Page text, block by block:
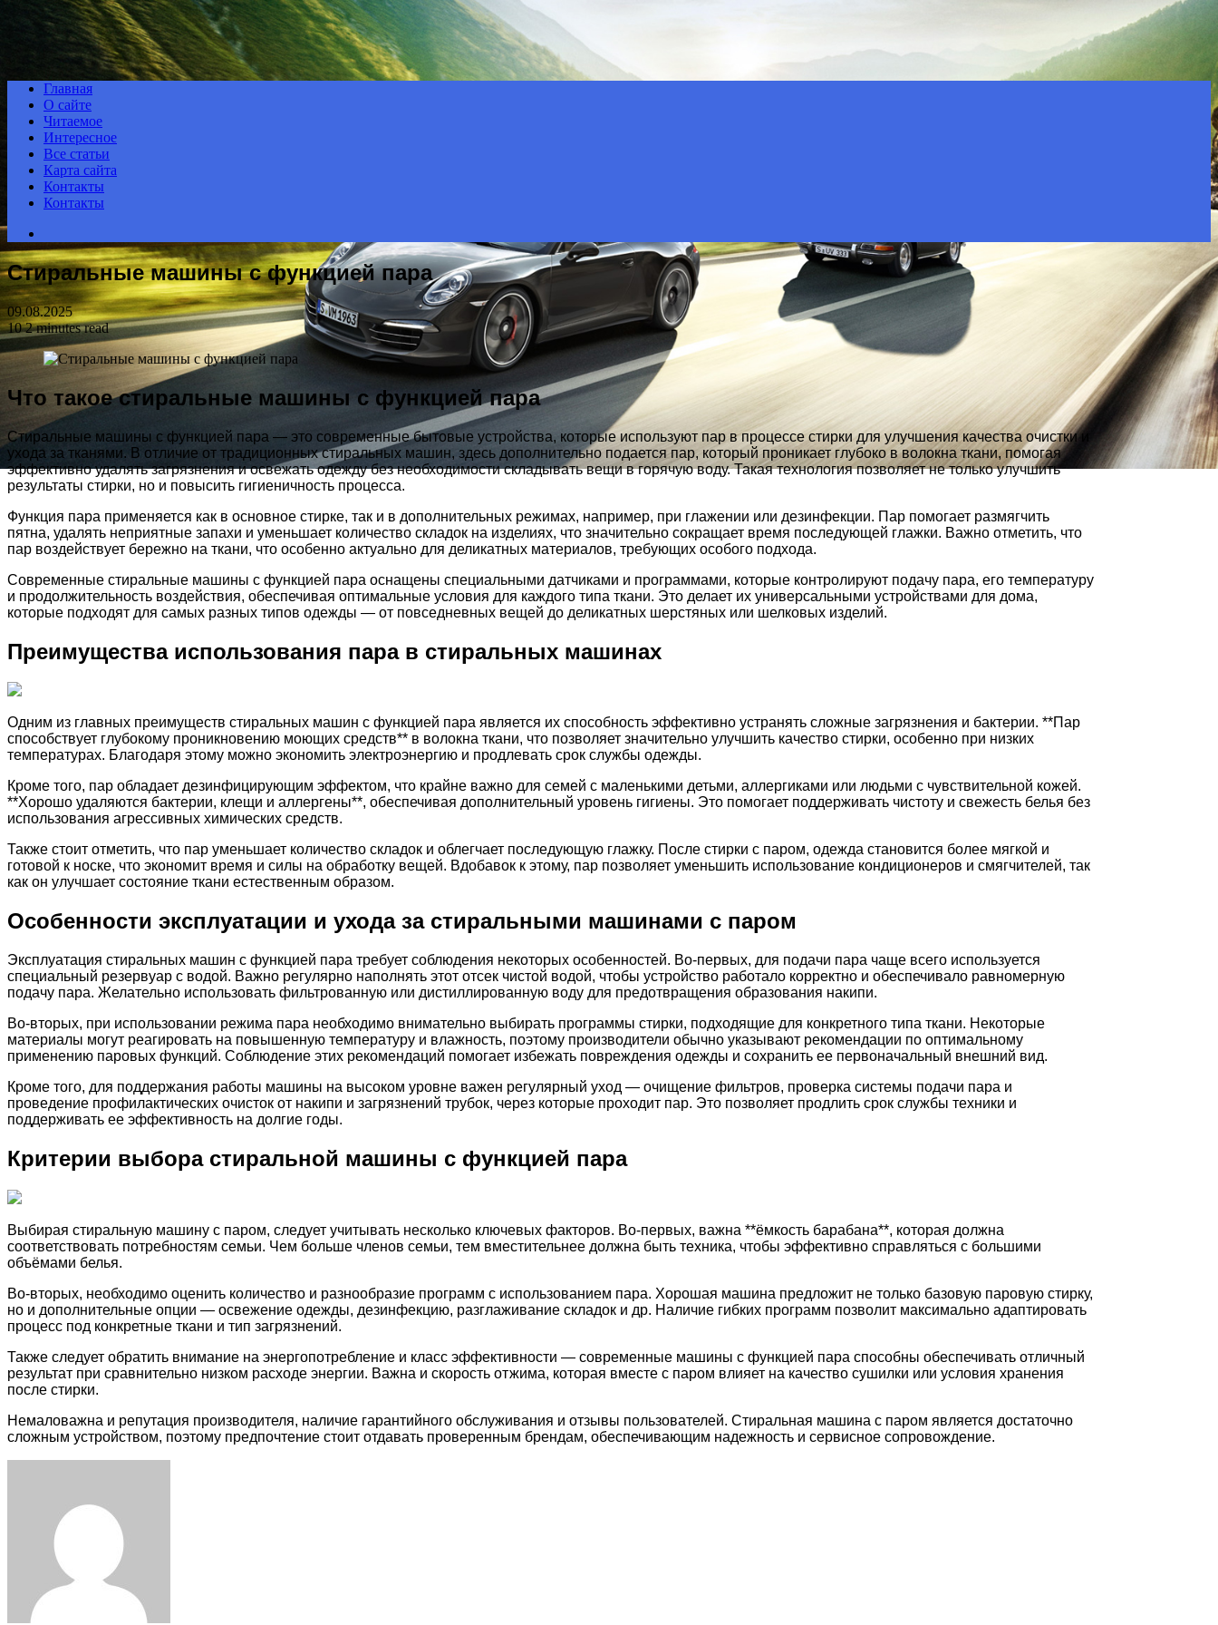
Главная
О сайте
Читаемое
Интересное
Все статьи
Карта сайта
Контакты
Контакты
for
Стиральные машины с функцией пара
09.08.2025
102 minutes read
Что такое стиральные машины с функцией пара
Стиральные машины с функцией пара — это современные бытовые устройства, которые используют пар в процессе стирки для улучшения качества очистки и
ухода за тканями. В отличие от традиционных стиральных машин, здесь дополнительно подается пар, который проникает глубоко в волокна ткани, помогая
эффективно удалять загрязнения и освежать одежду без необходимости складывать вещи в горячую воду. Такая технология позволяет не только улучшить
результаты стирки, но и повысить гигиеничность процесса.
Функция пара применяется как в основное стирке, так и в дополнительных режимах, например, при глажении или дезинфекции. Пар помогает размягчить
пятна, удалять неприятные запахи и уменьшает количество складок на изделиях, что значительно сокращает время последующей глажки. Важно отметить, что
пар воздействует бережно на ткани, что особенно актуально для деликатных материалов, требующих особого подхода.
Современные стиральные машины с функцией пара оснащены специальными датчиками и программами, которые контролируют подачу пара, его температуру
и продолжительность воздействия, обеспечивая оптимальные условия для каждого типа ткани. Это делает их универсальными устройствами для дома,
которые подходят для самых разных типов одежды — от повседневных вещей до деликатных шерстяных или шелковых изделий.
Преимущества использования пара в стиральных машинах
Одним из главных преимуществ стиральных машин с функцией пара является их способность эффективно устранять сложные загрязнения и бактерии. **Пар
способствует глубокому проникновению моющих средств** в волокна ткани, что позволяет значительно улучшить качество стирки, особенно при низких
температурах. Благодаря этому можно экономить электроэнергию и продлевать срок службы одежды.
Кроме того, пар обладает дезинфицирующим эффектом, что крайне важно для семей с маленькими детьми, аллергиками или людьми с чувствительной кожей.
**Хорошо удаляются бактерии, клещи и аллергены**, обеспечивая дополнительный уровень гигиены. Это помогает поддерживать чистоту и свежесть белья без
использования агрессивных химических средств.
Также стоит отметить, что пар уменьшает количество складок и облегчает последующую глажку. После стирки с паром, одежда становится более мягкой и
готовой к носке, что экономит время и силы на обработку вещей. Вдобавок к этому, пар позволяет уменьшить использование кондиционеров и смягчителей, так
как он улучшает состояние ткани естественным образом.
Особенности эксплуатации и ухода за стиральными машинами с паром
Эксплуатация стиральных машин с функцией пара требует соблюдения некоторых особенностей. Во-первых, для подачи пара чаще всего используется
специальный резервуар с водой. Важно регулярно наполнять этот отсек чистой водой, чтобы устройство работало корректно и обеспечивало равномерную
подачу пара. Желательно использовать фильтрованную или дистиллированную воду для предотвращения образования накипи.
Во-вторых, при использовании режима пара необходимо внимательно выбирать программы стирки, подходящие для конкретного типа ткани. Некоторые
материалы могут реагировать на повышенную температуру и влажность, поэтому производители обычно указывают рекомендации по оптимальному
применению паровых функций. Соблюдение этих рекомендаций помогает избежать повреждения одежды и сохранить ее первоначальный внешний вид.
Кроме того, для поддержания работы машины на высоком уровне важен регулярный уход — очищение фильтров, проверка системы подачи пара и
проведение профилактических очисток от накипи и загрязнений трубок, через которые проходит пар. Это позволяет продлить срок службы техники и
поддерживать ее эффективность на долгие годы.
Критерии выбора стиральной машины с функцией пара
Выбирая стиральную машину с паром, следует учитывать несколько ключевых факторов. Во-первых, важна **ёмкость барабана**, которая должна
соответствовать потребностям семьи. Чем больше членов семьи, тем вместительнее должна быть техника, чтобы эффективно справляться с большими
объёмами белья.
Во-вторых, необходимо оценить количество и разнообразие программ с использованием пара. Хорошая машина предложит не только базовую паровую стирку,
но и дополнительные опции — освежение одежды, дезинфекцию, разглаживание складок и др. Наличие гибких программ позволит максимально адаптировать
процесс под конкретные ткани и тип загрязнений.
Также следует обратить внимание на энергопотребление и класс эффективности — современные машины с функцией пара способны обеспечивать отличный
результат при сравнительно низком расходе энергии. Важна и скорость отжима, которая вместе с паром влияет на качество сушилки или условия хранения
после стирки.
Немаловажна и репутация производителя, наличие гарантийного обслуживания и отзывы пользователей. Стиральная машина с паром является достаточно
сложным устройством, поэтому предпочтение стоит отдавать проверенным брендам, обеспечивающим надежность и сервисное сопровождение.